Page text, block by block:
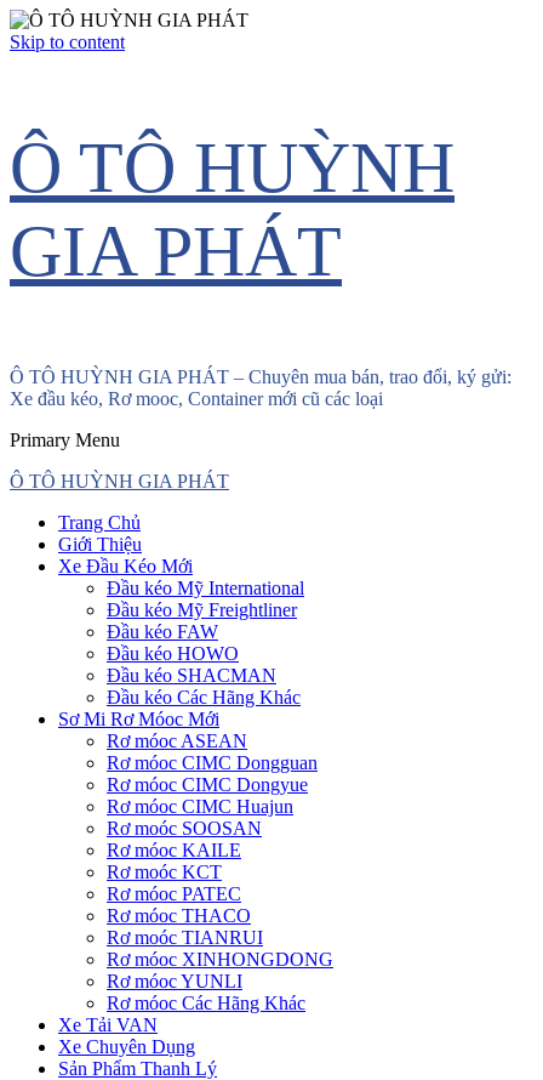
Skip to content
Ô TÔ HUỲNH
GIA PHÁT
Ô TÔ HUỲNH GIA PHÁT – Chuyên mua bán, trao đổi, ký gửi:
Xe đầu kéo, Rơ mooc, Container mới cũ các loại
Primary Menu
Ô TÔ HUỲNH GIA PHÁT
Trang Chủ
Giới Thiệu
Xe Đầu Kéo Mới
Đầu kéo Mỹ International
Đầu kéo Mỹ Freightliner
Đầu kéo FAW
Đầu kéo HOWO
Đầu kéo SHACMAN
Đầu kéo Các Hãng Khác
Sơ Mi Rơ Móoc Mới
Rơ móoc ASEAN
Rơ móoc CIMC Dongguan
Rơ móoc CIMC Dongyue
Rơ móoc CIMC Huajun
Rơ moóc SOOSAN
Rơ móoc KAILE
Rơ moóc KCT
Rơ móoc PATEC
Rơ móoc THACO
Rơ moóc TIANRUI
Rơ móoc XINHONGDONG
Rơ móoc YUNLI
Rơ móoc Các Hãng Khác
Xe Tải VAN
Xe Chuyên Dụng
Sản Phẩm Thanh Lý